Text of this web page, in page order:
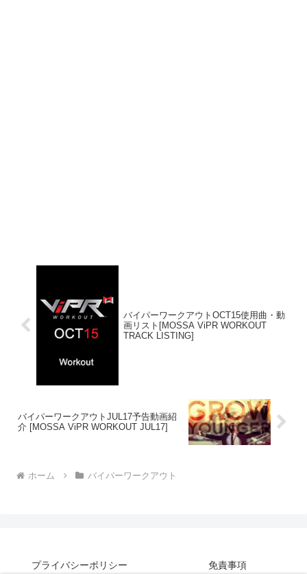
バイパーワークアウトOCT15使用曲・動
画リスト[MOSSA ViPR WORKOUT
TRACK LISTING]
バイパーワークアウトJUL17予告動画紹
介 [MOSSA ViPR WORKOUT JUL17]
ホーム バイパーワークアウト
プライバシーポリシー 免責事項